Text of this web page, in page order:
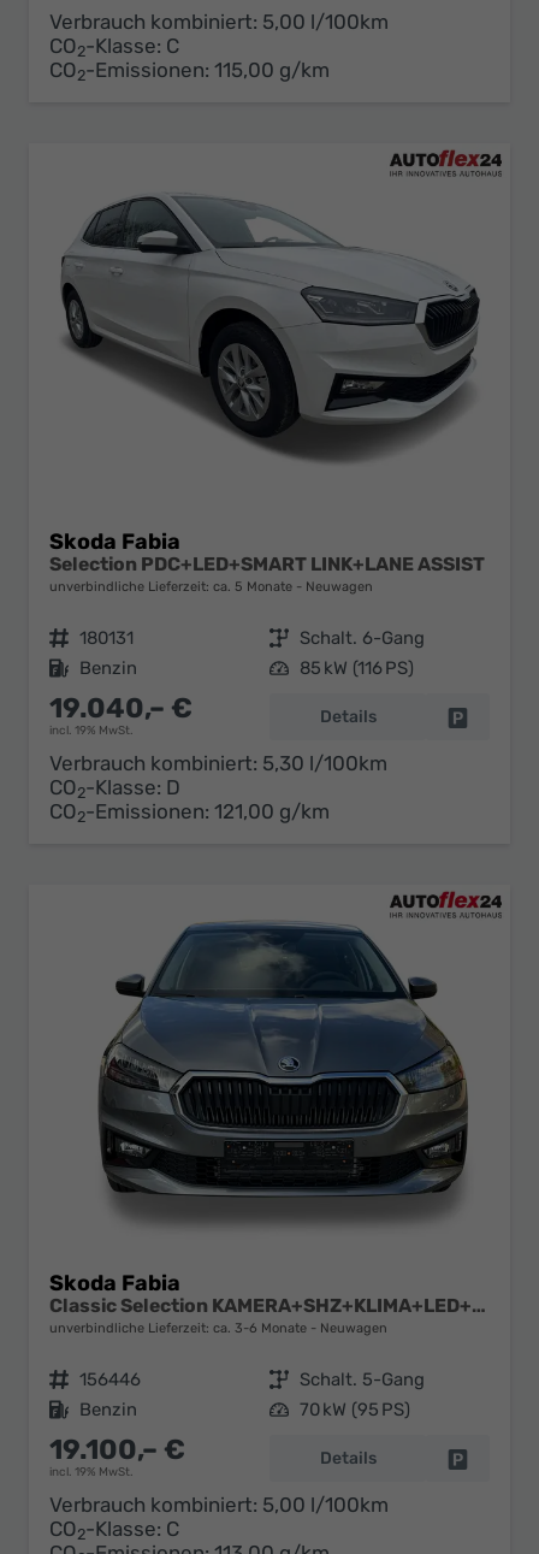
Verbrauch kombiniert: 5,00 l/100km
CO2-Klasse: C
CO2-Emissionen: 115,00 g/km
Skoda Fabia
Selection PDC+LED+SMART LINK+LANE ASSIST
unverbindliche Lieferzeit: ca. 5 Monate Neuwagen
Fahrzeugnr. 180131 Getriebe Schalt. 6-Gang
Kraftstoff Benzin Leistung 85 kW (116 PS)
19.040,– €
incl. 19% MwSt.
Details
Verbrauch kombiniert: 5,30 l/100km
CO2-Klasse: D
CO2-Emissionen: 121,00 g/km
Skoda Fabia
Classic Selection KAMERA+SHZ+KLIMA+LED+15" LM+SMARTLINK
unverbindliche Lieferzeit: ca. 3-6 Monate Neuwagen
Fahrzeugnr. 156446 Getriebe Schalt. 5-Gang
Kraftstoff Benzin Leistung 70 kW (95 PS)
19.100,– €
incl. 19% MwSt.
Details
Verbrauch kombiniert: 5,00 l/100km
CO2-Klasse: C